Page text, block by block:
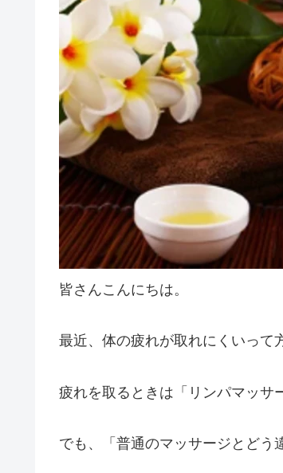
皆さんこんにちは。
最近、体の疲れが取れにくいって
疲れを取るときは「リンパマッサ
でも、「普通のマッサージとどう